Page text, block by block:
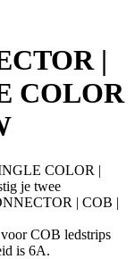
|
COLOR
COLOR |
je twee
| COB |
COB ledstrips
is 6A.